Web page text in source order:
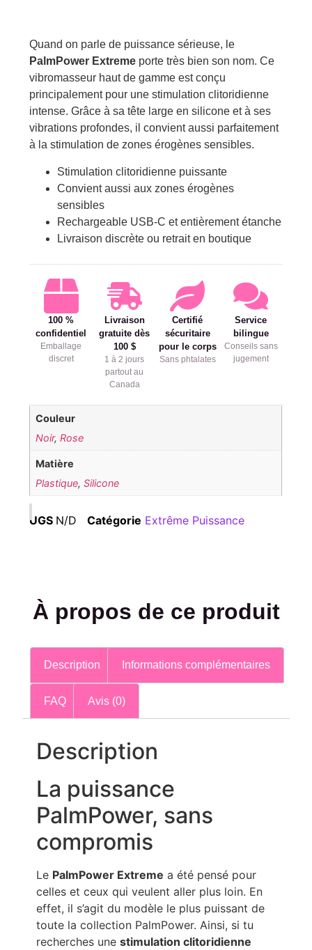
Quand on parle de puissance sérieuse, le
PalmPower Extreme porte très bien son nom. Ce
vibromasseur haut de gamme est conçu
principalement pour une stimulation clitoridienne
intense. Grâce à sa tête large en silicone et à ses
vibrations profondes, il convient aussi parfaitement
à la stimulation de zones érogènes sensibles.
Stimulation clitoridienne puissante
Convient aussi aux zones érogènes
sensibles
Rechargeable USB-C et entièrement étanche
Livraison discrète ou retrait en boutique
100 %
confidentiel
Emballage
discret
Livraison
gratuite dès
100 $
1 à 2 jours
partout au
Canada
Certifié
sécuritaire
pour le corps
Sans phtalates
Service
bilingue
Conseils sans
jugement
Couleur
Noir, Rose
Matière
Plastique, Silicone
UGS N/D Catégorie Extrême Puissance
À propos de ce produit
Description Informations complémentaires
FAQ Avis (0)
Description
La puissance
PalmPower, sans
compromis
Le PalmPower Extreme a été pensé pour
celles et ceux qui veulent aller plus loin. En
effet, il s’agit du modèle le plus puissant de
toute la collection PalmPower. Ainsi, si tu
recherches une stimulation clitoridienne